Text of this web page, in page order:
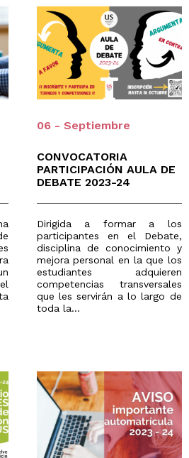
06 - Septiembre
CONVOCATORIA
PARTICIPACIÓN AULA DE
DEBATE 2023-24
Dirigida a formar a los
participantes en el Debate,
disciplina de conocimiento y
mejora personal en la que los
estudiantes adquieren
competencias transversales
que les servirán a lo largo de
toda la...